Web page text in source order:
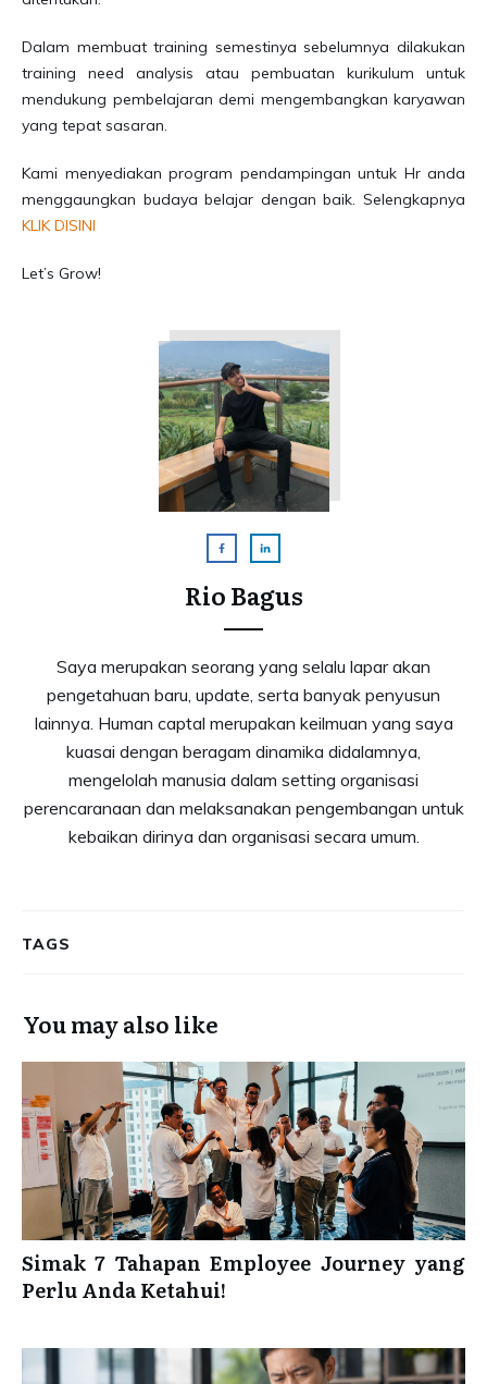
Dalam membuat training semestinya sebelumnya dilakukan
training need analysis atau pembuatan kurikulum untuk
mendukung pembelajaran demi mengembangkan karyawan
yang tepat sasaran.
Kami menyediakan program pendampingan untuk Hr anda
menggaungkan budaya belajar dengan baik. Selengkapnya
KLIK DISINI
Let’s Grow!
Rio Bagus
Saya merupakan seorang yang selalu lapar akan
pengetahuan baru, update, serta banyak penyusun
lainnya. Human captal merupakan keilmuan yang saya
kuasai dengan beragam dinamika didalamnya,
mengelolah manusia dalam setting organisasi
perencaranaan dan melaksanakan pengembangan untuk
kebaikan dirinya dan organisasi secara umum.
TAGS
You may also like
Simak 7 Tahapan Employee Journey yang
Perlu Anda Ketahui!